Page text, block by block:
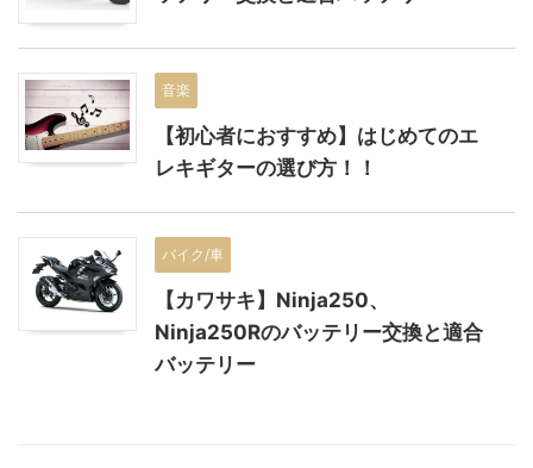
音楽
【初心者におすすめ】はじめてのエ
レキギターの選び方！！
バイク/車
【カワサキ】Ninja250、
Ninja250Rのバッテリー交換と適合
バッテリー